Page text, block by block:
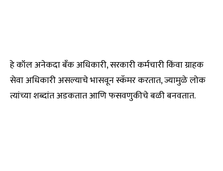
हे कॉल अनेकदा बँक अधिकारी, सरकारी कर्मचारी किंवा ग्राहक
सेवा अधिकारी असल्याचे भासवून स्कॅमर करतात, ज्यामुळे लोक
त्यांच्या शब्दांत अडकतात आणि फसवणुकीचे बळी बनवतात.